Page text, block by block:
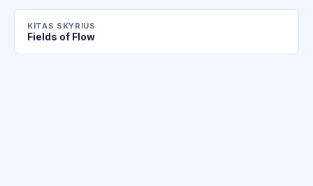
KITAS SKYRIUS
Fields of Flow